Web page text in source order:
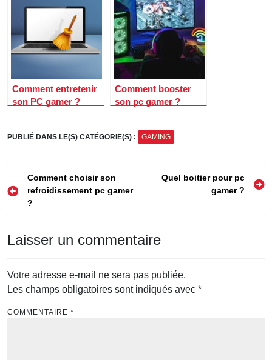
Comment entretenir
son PC gamer ?
Comment booster
son pc gamer ?
PUBLIÉ DANS LE(S) CATÉGORIE(S) : GAMING
Navigation
de
Comment choisir son
refroidissement pc gamer
?
Quel boitier pour pc
gamer ?
Laisser un commentaire
Votre adresse e-mail ne sera pas publiée.
Les champs obligatoires sont indiqués avec *
COMMENTAIRE *